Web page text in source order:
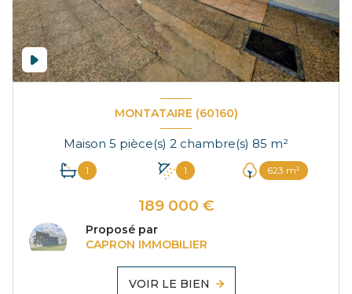
MONTATAIRE (60160)
Maison 5 pièce(s) 2 chambre(s) 85 m²
1 1 623 m²
189 000 €
Proposé par
CAPRON IMMOBILIER
VOIR LE BIEN